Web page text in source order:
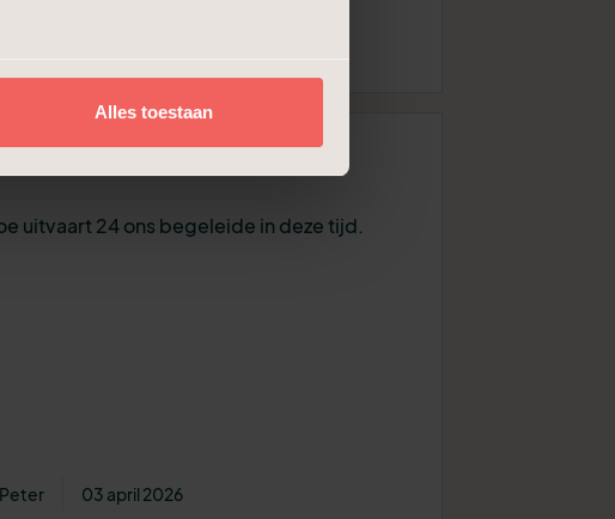
Alles toestaan
uitvaart 24 ons begeleide in deze tijd.
Peter 03 april 2026